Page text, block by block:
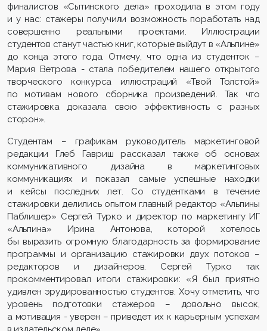
финалистов «Сытинского дела» проходила в этом году
и у нас: стажеры получили возможность поработать над
совершенно реальными проектами. Иллюстрации
студентов станут частью книг, которые выйдут в «Альпине»
до конца этого года. Отмечу, что одна из студенток –
Мария Ветрова - стала победителем нашего открытого
творческого конкурса иллюстраций «Твой Толстой»
по мотивам нового сборника произведений. Так что
стажировка доказала свою эффективность с разных
сторон».
Студентам – графикам руководитель маркетинговой
редакции Глеб Гавриш рассказал также об основах
коммуникативного дизайна в маркетинговых
коммуникациях и показал самые успешные находки
и кейсы последних лет. Со студентками в течение
стажировки делились опытом главный редактор «Альпины
Паблишер» Сергей Турко и директор по маркетингу ИГ
«Альпина» Ирина Антонова, которой хотелось
бы выразить огромную благодарность за формирование
программы и организацию стажировки двух потоков –
редакторов и дизайнеров. Сергей Турко так
прокомментировал итоги стажировки: «Я был приятно
удивлен эрудированностью студентов. Хочу отметить, что
уровень подготовки стажеров – довольно высок,
а мотивация - уверен – приведет их к карьерным успехам